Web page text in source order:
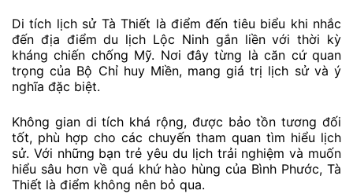
Di tích lịch sử Tà Thiết là điểm đến tiêu biểu khi nhắc
đến địa điểm du lịch Lộc Ninh gắn liền với thời kỳ
kháng chiến chống Mỹ. Nơi đây từng là căn cứ quan
trọng của Bộ Chỉ huy Miền, mang giá trị lịch sử và ý
nghĩa đặc biệt.
Không gian di tích khá rộng, được bảo tồn tương đối
tốt, phù hợp cho các chuyến tham quan tìm hiểu lịch
sử. Với những bạn trẻ yêu du lịch trải nghiệm và muốn
hiểu sâu hơn về quá khứ hào hùng của Bình Phước, Tà
Thiết là điểm không nên bỏ qua.